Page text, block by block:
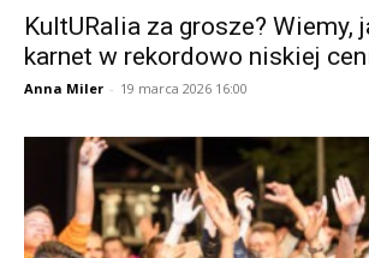
KultURalia za grosze? Wiemy,
karnet w rekordowo niskiej
Anna Miler - 19 marca 2026 16:00